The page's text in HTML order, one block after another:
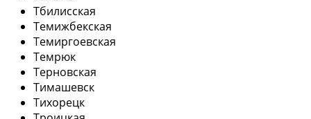
Тбилисская
Темижбекская
Темиргоевская
Темрюк
Терновская
Тимашевск
Тихорецк